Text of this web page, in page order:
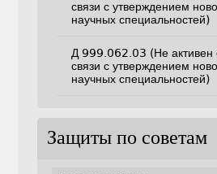
связи с утверждением
научных специальностей)
Д 999.062.03 (Не
связи с утверждением
научных специальностей)
Защиты по советам